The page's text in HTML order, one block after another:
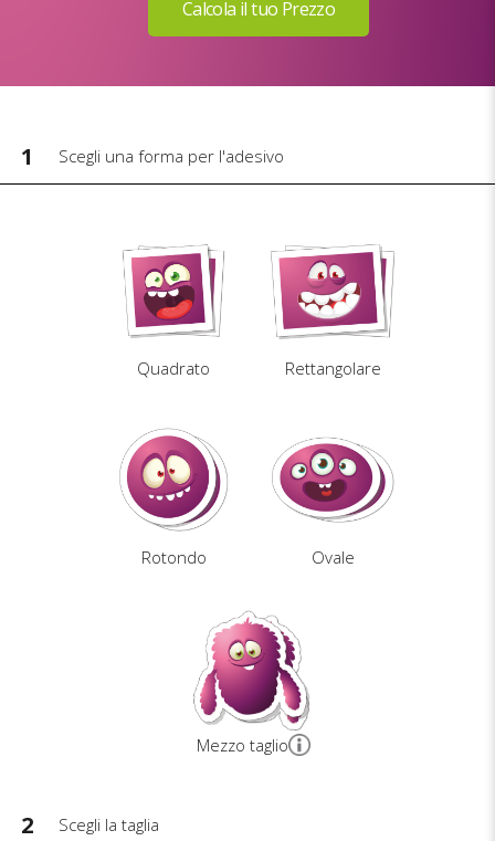
1 Scegli una forma per l'adesivo
Quadrato Rettangolare
Rotondo Ovale
Mezzo taglio
2 Scegli la taglia